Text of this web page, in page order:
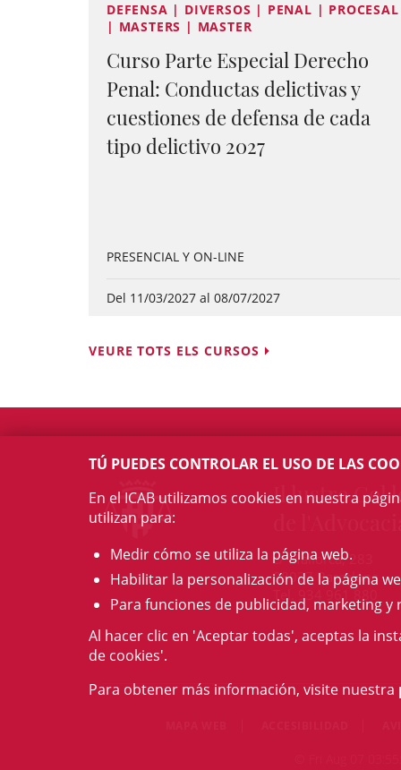
DEFENSA | DIVERSOS | PENAL | PROCESAL
| MASTERS | MASTER
Curso Parte Especial Derecho
Penal: Conductas delictivas y
cuestiones de defensa de cada
tipo delictivo 2027
PRESENCIAL Y ON-LINE
Del 11/03/2027 al 08/07/2027
VEURE TOTS ELS CURSOS
Il·lustre
c/ Mallorca, 283
08037 Barcelona
Tel. 934 961 880
TÚ PUEDES CONTROLAR EL USO DE LAS
En el ICAB utilizamos cookies en nuestra
utilizan para:
Medir cómo se utiliza la página web.
Habilitar la personalización de la página
Para funciones de publicidad, marketing y
Al hacer clic en 'Aceptar todas', aceptas la
de cookies'.
Para obtener más información, visite nuestra